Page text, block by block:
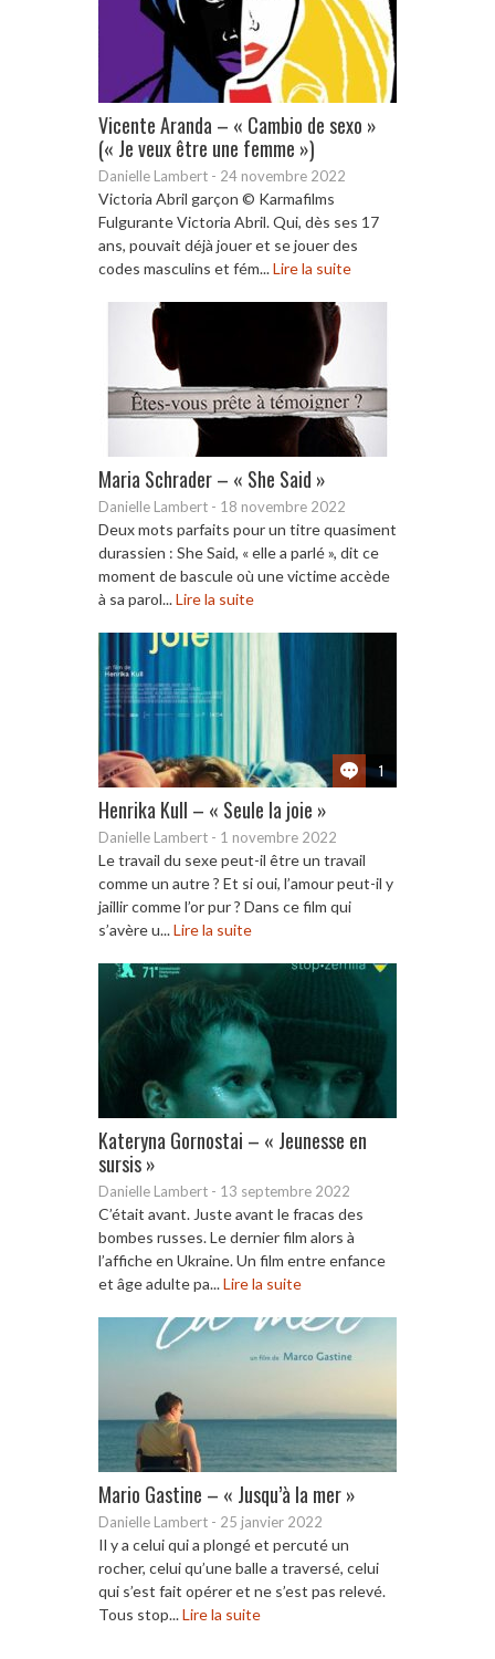
Vicente Aranda – « Cambio de sexo »
(« Je veux être une femme »)
Danielle Lambert - 24 novembre 2022
Victoria Abril garçon © Karmafilms
Fulgurante Victoria Abril. Qui, dès ses 17
ans, pouvait déjà jouer et se jouer des
codes masculins et fém...Lire la suite
Maria Schrader – « She Said »
Danielle Lambert - 18 novembre 2022
Deux mots parfaits pour un titre quasiment
durassien : She Said, « elle a parlé », dit ce
moment de bascule où une victime accède
à sa parol...Lire la suite
1
Henrika Kull – « Seule la joie »
Danielle Lambert - 1 novembre 2022
Le travail du sexe peut-il être un travail
comme un autre ? Et si oui, l’amour peut-il y
jaillir comme l’or pur ? Dans ce film qui
s’avère u...Lire la suite
Kateryna Gornostai – « Jeunesse en
sursis »
Danielle Lambert - 13 septembre 2022
C’était avant. Juste avant le fracas des
bombes russes. Le dernier film alors à
l’affiche en Ukraine. Un film entre enfance
et âge adulte pa...Lire la suite
Mario Gastine – « Jusqu’à la mer »
Danielle Lambert - 25 janvier 2022
Il y a celui qui a plongé et percuté un
rocher, celui qu’une balle a traversé, celui
qui s’est fait opérer et ne s’est pas relevé.
Tous stop...Lire la suite